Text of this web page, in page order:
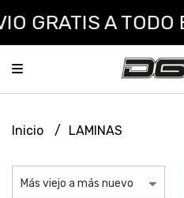
A TODO
Inicio LAMINAS